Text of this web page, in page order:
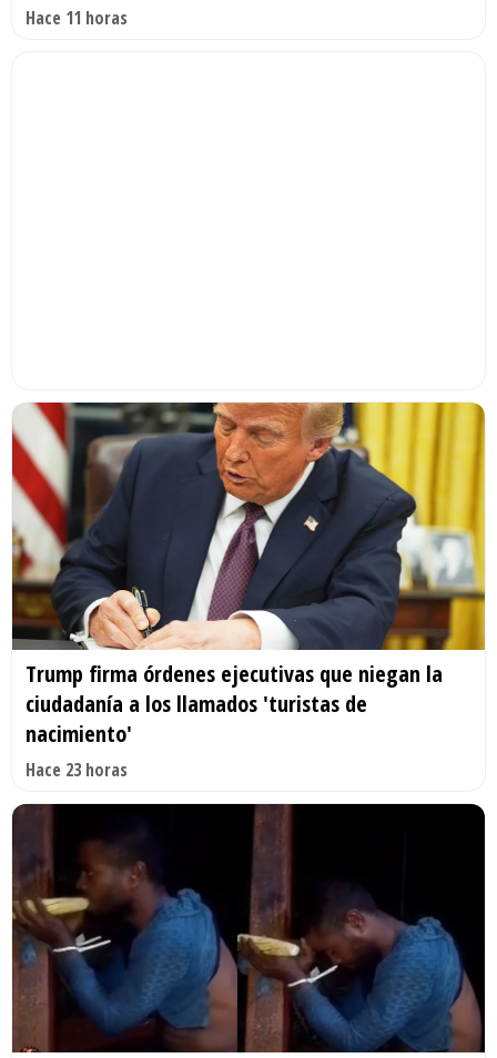
Hace 11 horas
Trump firma órdenes ejecutivas que niegan la
ciudadanía a los llamados 'turistas de
nacimiento'
Hace 23 horas